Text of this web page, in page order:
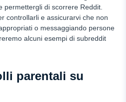
permettergli di scorrere Reddit.
controllarli e assicurarvi che non
o messaggiando persone
alcuni esempi di subreddit
parentali su